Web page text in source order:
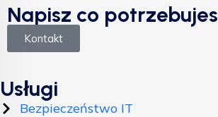
Napisz co
Kontakt
Usługi
Bezpieczeństwo IT